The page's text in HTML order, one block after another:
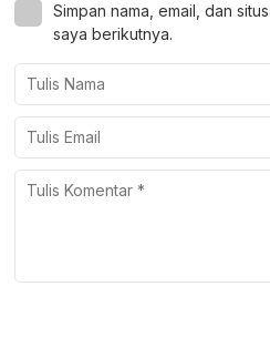
Simpan nama, email, dan
saya berikutnya.